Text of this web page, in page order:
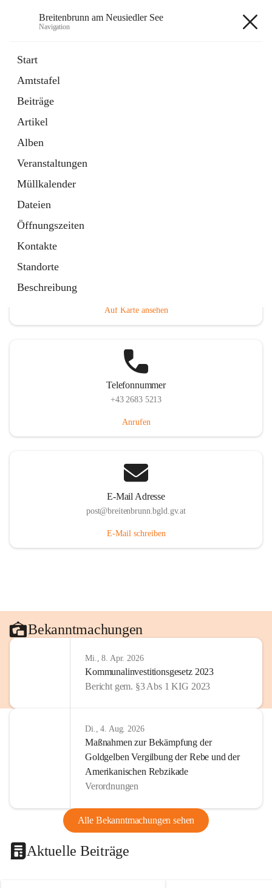
Breitenbrunn am Neusiedler See
Navigation
Start
Amtstafel
Beiträge
Artikel
Alben
Veranstaltungen
Müllkalender
Dateien
Öffnungszeiten
Kontakte
Standorte
Beschreibung
18 Schnellzugriffe
Gemeindeservice
Auf Karte ansehen
Telefonnummer
+43 2683 5213
Anrufen
E-Mail Adresse
post@breitenbrunn.bgld.gv.at
E-Mail schreiben
Bekanntmachungen
Mi., 8. Apr. 2026
Kommunalinvestitionsgesetz 2023
Bericht gem. §3 Abs 1 KIG 2023
Di., 4. Aug. 2026
Maßnahmen zur Bekämpfung der
Goldgelben Vergilbung der Rebe und der
Amerikanischen Rebzikade
Verordnungen
Alle Bekanntmachungen sehen
Aktuelle Beiträge